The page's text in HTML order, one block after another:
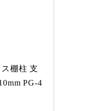
棚柱 支
PG-4